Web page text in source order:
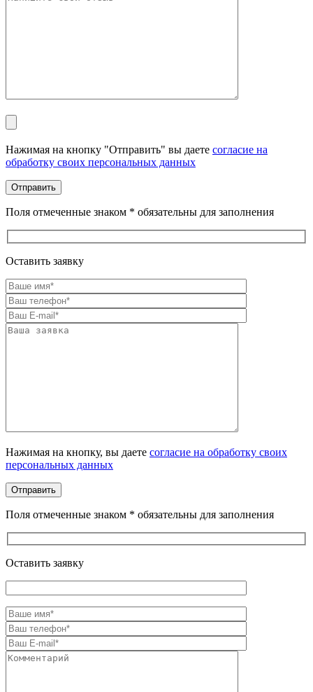
Нажимая на кнопку "Отправить" вы даете согласие на
обработку своих персональных данных
Поля отмеченные знаком * обязательны для заполнения
Оставить заявку
Нажимая на кнопку, вы даете согласие на обработку своих
персональных данных
Поля отмеченные знаком * обязательны для заполнения
Оставить заявку